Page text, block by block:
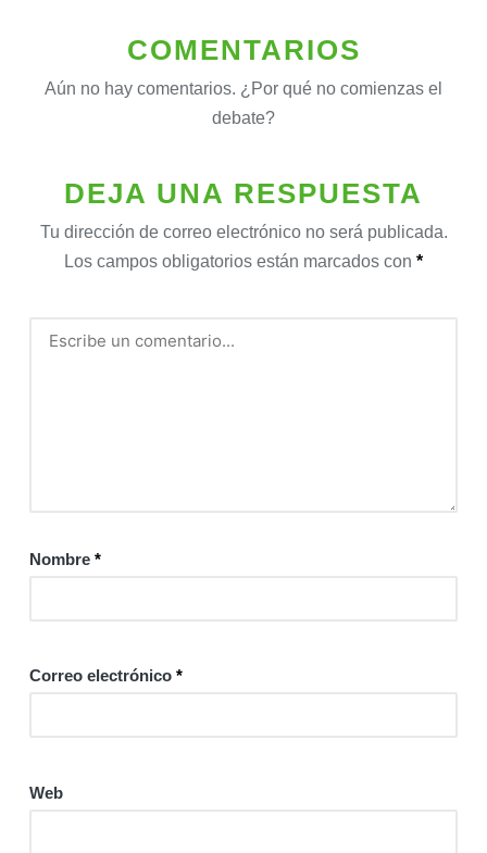
COMENTARIOS
Aún no hay comentarios. ¿Por qué no comienzas el
debate?
DEJA UNA RESPUESTA
Tu dirección de correo electrónico no será publicada.
Los campos obligatorios están marcados con *
Nombre *
Correo electrónico *
Web